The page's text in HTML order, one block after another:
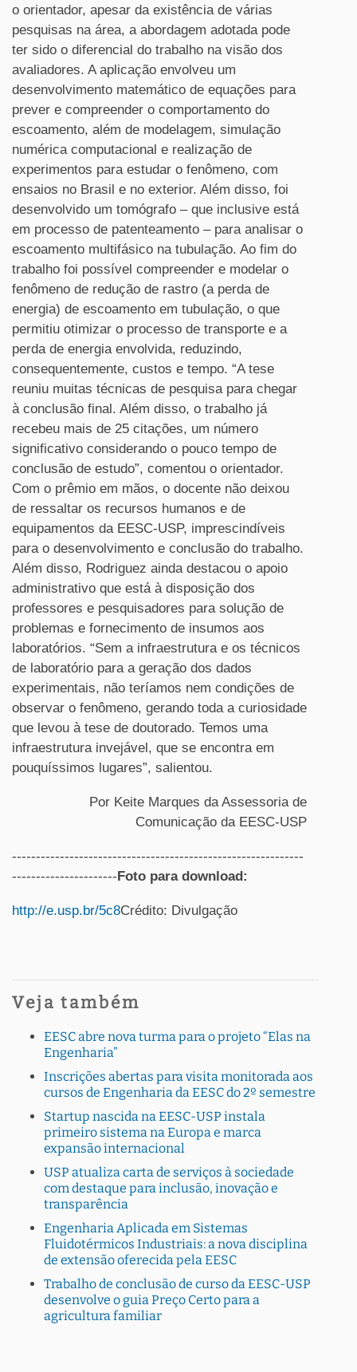
o orientador, apesar da existência de várias
pesquisas na área, a abordagem adotada pode
ter sido o diferencial do trabalho na visão dos
avaliadores. A aplicação envolveu um
desenvolvimento matemático de equações para
prever e compreender o comportamento do
escoamento, além de modelagem, simulação
numérica computacional e realização de
experimentos para estudar o fenômeno, com
ensaios no Brasil e no exterior. Além disso, foi
desenvolvido um tomógrafo – que inclusive está
em processo de patenteamento – para analisar o
escoamento multifásico na tubulação. Ao fim do
trabalho foi possível compreender e modelar o
fenômeno de redução de rastro (a perda de
energia) de escoamento em tubulação, o que
permitiu otimizar o processo de transporte e a
perda de energia envolvida, reduzindo,
consequentemente, custos e tempo. “A tese
reuniu muitas técnicas de pesquisa para chegar
à conclusão final. Além disso, o trabalho já
recebeu mais de 25 citações, um número
significativo considerando o pouco tempo de
conclusão de estudo”, comentou o orientador.
Com o prêmio em mãos, o docente não deixou
de ressaltar os recursos humanos e de
equipamentos da EESC-USP, imprescindíveis
para o desenvolvimento e conclusão do trabalho.
Além disso, Rodriguez ainda destacou o apoio
administrativo que está à disposição dos
professores e pesquisadores para solução de
problemas e fornecimento de insumos aos
laboratórios. “Sem a infraestrutura e os técnicos
de laboratório para a geração dos dados
experimentais, não teríamos nem condições de
observar o fenômeno, gerando toda a curiosidade
que levou à tese de doutorado. Temos uma
infraestrutura invejável, que se encontra em
pouquíssimos lugares”, salientou.
Por Keite Marques da Assessoria de
Comunicação da EESC-USP
-------------------------------------------------------------
----------------------Foto para download:
http://e.usp.br/5c8Crédito: Divulgação
Veja também
EESC abre nova turma para o projeto “Elas na
Engenharia”
Inscrições abertas para visita monitorada aos
cursos de Engenharia da EESC do 2º semestre
Startup nascida na EESC-USP instala
primeiro sistema na Europa e marca
expansão internacional
USP atualiza carta de serviços à sociedade
com destaque para inclusão, inovação e
transparência
Engenharia Aplicada em Sistemas
Fluidotérmicos Industriais: a nova disciplina
de extensão oferecida pela EESC
Trabalho de conclusão de curso da EESC-USP
desenvolve o guia Preço Certo para a
agricultura familiar